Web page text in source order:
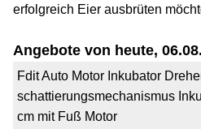
erfolgreich Eier ausbrüten
Angebote von heute,
Fdit Auto Motor Inkubator
schattierungsmechanismus
cm mit Fuß Motor